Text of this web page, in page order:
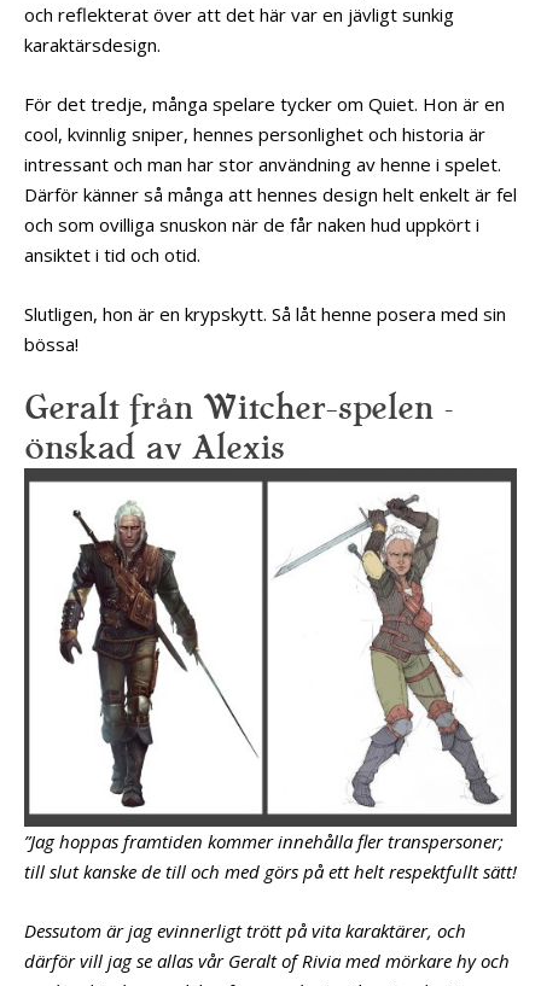
och reflekterat över att det här var en jävligt sunkig
karaktärsdesign.
För det tredje, många spelare tycker om Quiet. Hon är en
cool, kvinnlig sniper, hennes personlighet och historia är
intressant och man har stor användning av henne i spelet.
Därför känner så många att hennes design helt enkelt är fel
och som ovilliga snuskon när de får naken hud uppkört i
ansiktet i tid och otid.
Slutligen, hon är en krypskytt. Så låt henne posera med sin
bössa!
Geralt från Witcher-spelen –
önskad av Alexis
”Jag hoppas framtiden kommer innehålla fler transpersoner;
till slut kanske de till och med görs på ett helt respektfullt sätt!
Dessutom är jag evinnerligt trött på vita karaktärer, och
därför vill jag se allas vår Geralt of Rivia med mörkare hy och